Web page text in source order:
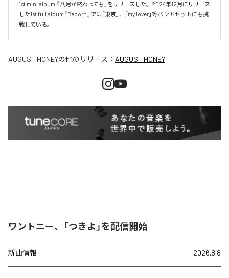
1st mini album 『八月が終わっても』をリリースした。2024年12月にリリース
した1st full album『Reborn』では「東京」、「my lover」等バンドセットにも挑
戦している。
AUGUST HONEYの他のリリース： AUGUST HONEY
ワントニー、「つきよ」を配信開始
新曲情報 2026.8.8